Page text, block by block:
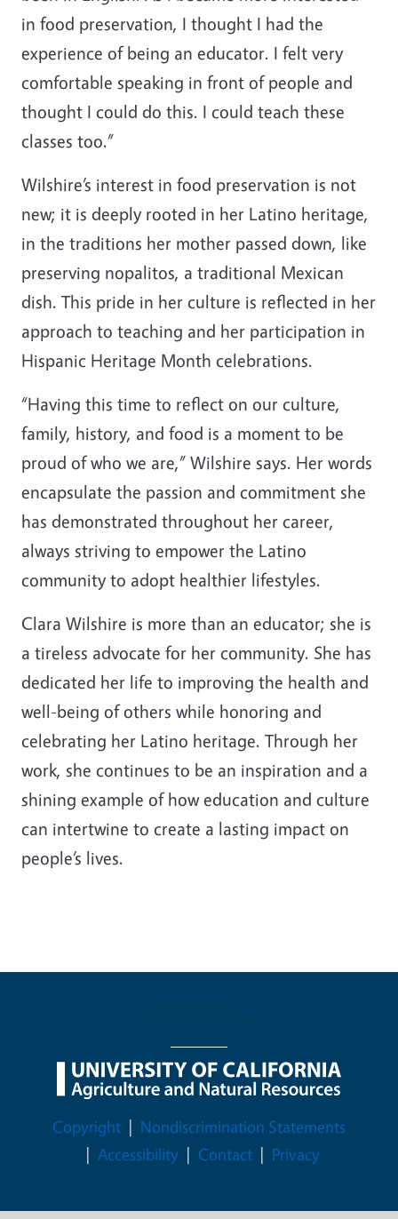
in food preservation, I thought I had the
experience of being an educator. I felt very
comfortable speaking in front of people and
thought I could do this. I could teach these
classes too.”
Wilshire’s interest in food preservation is not
new; it is deeply rooted in her Latino heritage,
in the traditions her mother passed down, like
preserving nopalitos, a traditional Mexican
dish. This pride in her culture is reflected in her
approach to teaching and her participation in
Hispanic Heritage Month celebrations.
“Having this time to reflect on our culture,
family, history, and food is a moment to be
proud of who we are,” Wilshire says. Her words
encapsulate the passion and commitment she
has demonstrated throughout her career,
always striving to empower the Latino
community to adopt healthier lifestyles.
Clara Wilshire is more than an educator; she is
a tireless advocate for her community. She has
dedicated her life to improving the health and
well-being of others while honoring and
celebrating her Latino heritage. Through her
work, she continues to be an inspiration and a
shining example of how education and culture
can intertwine to create a lasting impact on
people’s lives.
Legal Menu
Copyright
Nondiscrimination Statements
Accessibility
Contact Privacy